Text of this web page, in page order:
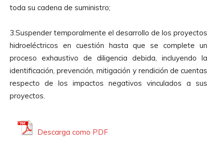
toda su cadena de suministro;
3.Suspender temporalmente el desarrollo de los proyectos
hidroeléctricos en cuestión hasta que se complete un
proceso exhaustivo de diligencia debida, incluyendo la
identificación, prevención, mitigación y rendición de cuentas
respecto de los impactos negativos vinculados a sus
proyectos.
Descarga como PDF